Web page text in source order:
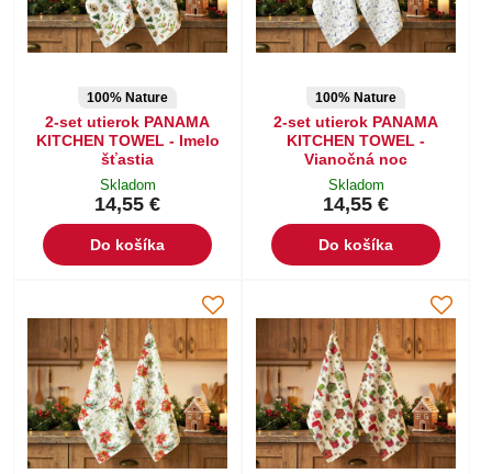
100% Nature
2-set utierok PANAMA
KITCHEN TOWEL - Imelo
šťastia
Skladom
14,55 €
Do košíka
100% Nature
2-set utierok PANAMA
KITCHEN TOWEL -
Vianočná noc
Skladom
14,55 €
Do košíka